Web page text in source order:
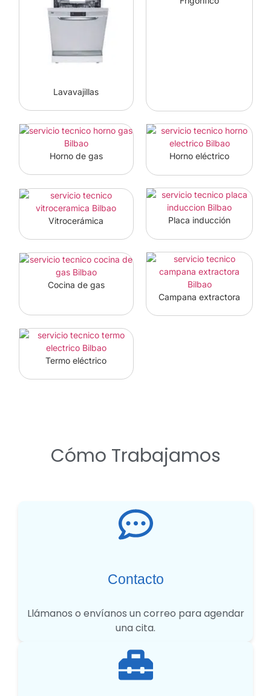
Lavavajillas
Horno de gas Horno eléctrico
Vitrocerámica Placa inducción
Cocina de gas
Campana extractora
Termo eléctrico
Cómo Trabajamos
Contacto
Llámanos o envíanos un correo para agendar
una cita.